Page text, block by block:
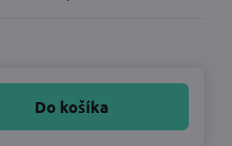
Do košíka